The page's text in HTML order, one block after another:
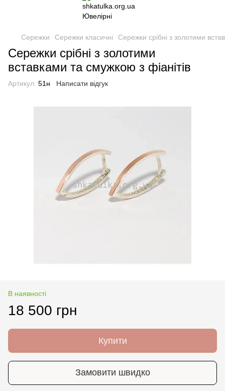
Сережки Сережки класичні Сережки срібні з золотими
Сережки срібні з золотими
вставками та смужкою з фіанітів
Артикул: 51н Написати відгук
В наявності
18 500 грн
Купити
Замовити швидко